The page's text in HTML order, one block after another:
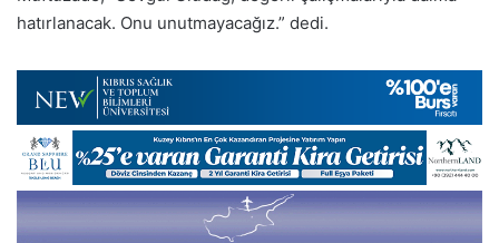
hatırlanacak. Onu unutmayacağız.” dedi.